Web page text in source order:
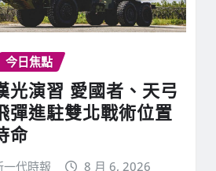
今日焦點
光演習 愛國者、天弓
彈進駐雙北戰術位置
命
一代時報 8 月 6, 2026